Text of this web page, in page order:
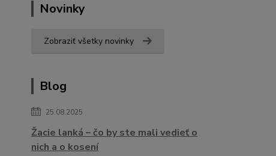
Novinky
Zobraziť všetky novinky
Blog
25.08.2025
Žacie lanká – čo by ste mali vedieť o
nich a o kosení